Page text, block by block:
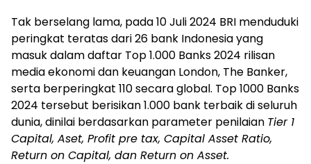
Tak berselang lama, pada 10 Juli 2024 BRI menduduki
peringkat teratas dari 26 bank Indonesia yang
masuk dalam daftar Top 1.000 Banks 2024 rilisan
media ekonomi dan keuangan London, The Banker,
serta berperingkat 110 secara global. Top 1000 Banks
2024 tersebut berisikan 1.000 bank terbaik di seluruh
dunia, dinilai berdasarkan parameter penilaian Tier 1
Capital, Aset, Profit pre tax, Capital Asset Ratio,
Return on Capital, dan Return on Asset.